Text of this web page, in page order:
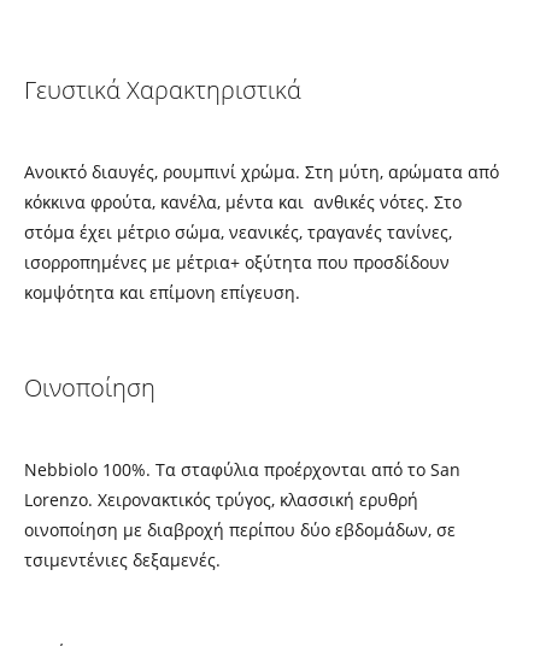
Γευστικά Χαρακτηριστικά
Ανοικτό διαυγές, ρουμπινί χρώμα. Στη μύτη, αρώματα από
κόκκινα φρούτα, κανέλα, μέντα και ανθικές νότες. Στο
στόμα έχει μέτριο σώμα, νεανικές, τραγανές τανίνες,
ισορροπημένες με μέτρια+ οξύτητα που προσδίδουν
κομψότητα και επίμονη επίγευση.
Οινοποίηση
Nebbiolo 100%. Τα σταφύλια προέρχονται από το San
Lorenzo. Χειρονακτικός τρύγος, κλασσική ερυθρή
οινοποίηση με διαβροχή περίπου δύο εβδομάδων, σε
τσιμεντένιες δεξαμενές.